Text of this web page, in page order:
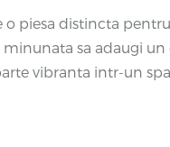
o piesa distincta
sa adaugi un
vibranta intr-un